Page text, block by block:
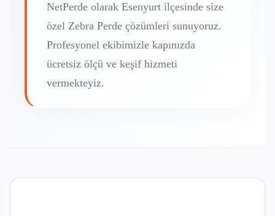
NetPerde olarak Esenyurt ilçesinde size
özel Zebra Perde çözümleri sunuyoruz.
Profesyonel ekibimizle kapınızda
ücretsiz ölçü ve keşif hizmeti
vermekteyiz.